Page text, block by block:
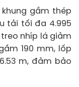
khung gầm thép
tải tối đa 4.995
nhíp lá giảm
190 mm, lốp
6.53 m, đảm bảo